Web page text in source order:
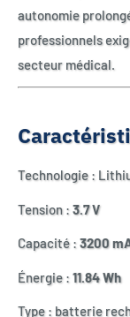
autonomie
professionnels
secteur médical.
Technologie :
Tension : 3.7 V
Capacité : 3200
Énergie : 11.84 Wh
Type : batterie